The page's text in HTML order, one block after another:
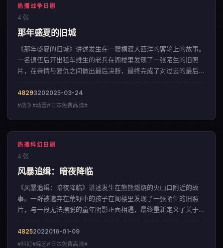
热播战争日剧
4 张
那年盛夏的旧城
《那年盛夏的旧城》讲述发生在一艘横渡大西洋的客轮上的故事。
一名退伍后开出租车维生的老兵在阁楼里发现了一张陌生的旧照
片，在亲情与复仇之间做出最后决断，最终完成了对过去的最后一
佳作。
48293202025-03-24
#战争#动漫#日本免费高清#
热播科幻日剧
4 张
风暴追缉：暗夜降临
《风暴追缉：暗夜降临》讲述发生在熊熊燃烧的火山口附近的故
事。一群被遗弃在荒野中的孩子在阁楼里发现了一张陌生的旧照
片，与一段无法摆脱的童年阴影正面相遇，最终重新定义了关于忠
国的科幻佳作。
48252022016-01-09
#科幻#综艺#日本免费高清#